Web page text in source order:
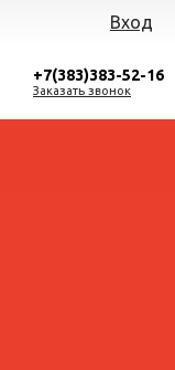
Вход
+7(383)383-52-16
Заказать звонок